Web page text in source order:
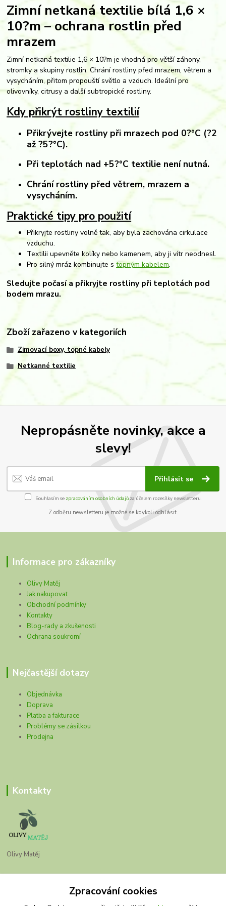
Zimní netkaná textilie bílá 1,6 ×
10?m – ochrana rostlin před
mrazem
Zimní netkaná textilie 1,6 × 10?m je vhodná pro větší záhony,
stromky a skupiny rostlin. Chrání rostliny před mrazem, větrem a
vysycháním, přitom propouští světlo a vzduch. Ideální pro
olivovníky, citrusy a další subtropické rostliny.
Kdy přikrýt rostliny textilií
Přikrývejte rostliny při mrazech pod 0?°C (?2
až ?5?°C).
Při teplotách nad +5?°C textilie není nutná.
Chrání rostliny před větrem, mrazem a
vysycháním.
Praktické tipy pro použití
Přikryjte rostliny volně tak, aby byla zachována cirkulace
vzduchu.
Textilii upevněte kolíky nebo kamenem, aby ji vítr neodnesl.
Pro silný mráz kombinujte stopným kabelem.
Sledujte počasí a přikryjte rostliny při teplotách pod
bodem mrazu.
Zboží zařazeno v kategoriích
Zimovací boxy, topné kabely
Netkanné textilie
Nepropásněte novinky, akce a
slevy!
Přihlásit se
Souhlasím se zpracováním osobních údajůza účelem rozesílky newsletteru.
Z odběru newsletteru je možné se kdykoli odhlásit.
Informace pro zákazníky
Olivy Matěj
Jak nakupovat
Obchodní podmínky
Kontakty
Blog-rady a zkušenosti
Ochrana soukromí
Nejčastější dotazy
Objednávka
Doprava
Platba a fakturace
Problémy se zásilkou
Prodejna
Kontakty
Olivy Matěj
Kristýna Matějková
+420 777 028 663Zpracování cookies